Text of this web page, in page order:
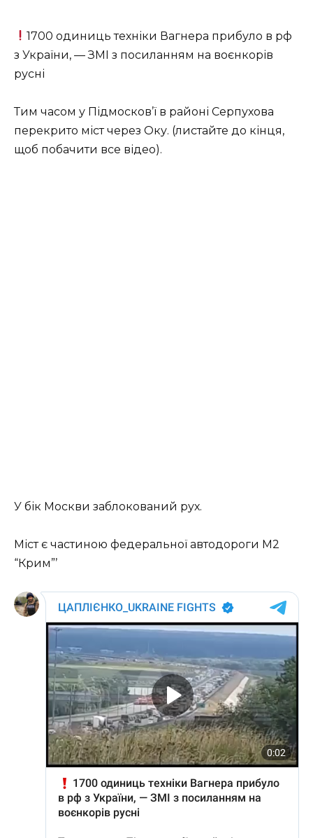
1700 одиниць техніки Вагнера прибуло в рф
з України, — ЗМІ з посиланням на воєнкорів
русні
Тим часом у Підмосков’ї в районі Серпухова
перекрито міст через Оку. (листайте до кінця,
щоб побачити все відео).
У бік Москви заблокований рух.
Міст є частиною федеральної автодороги М2
“Крим”ʼ